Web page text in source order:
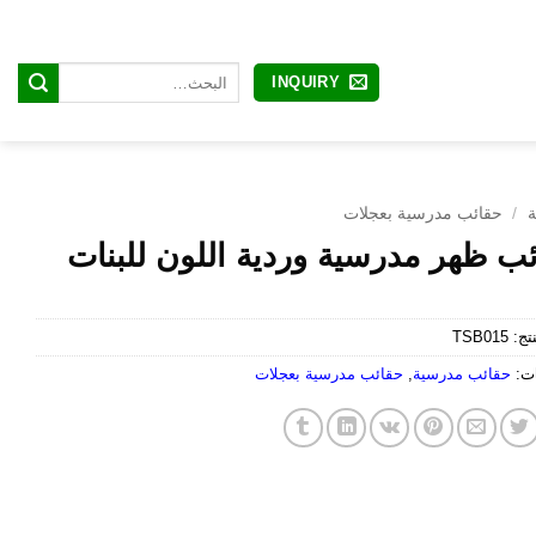
INQUIRY
/ حقائب مدرسية بعجلات
ظهر مدرسية وردية اللون للبنات
TSB015
حقائب مدرسية حقائب مدرسية بعجلات